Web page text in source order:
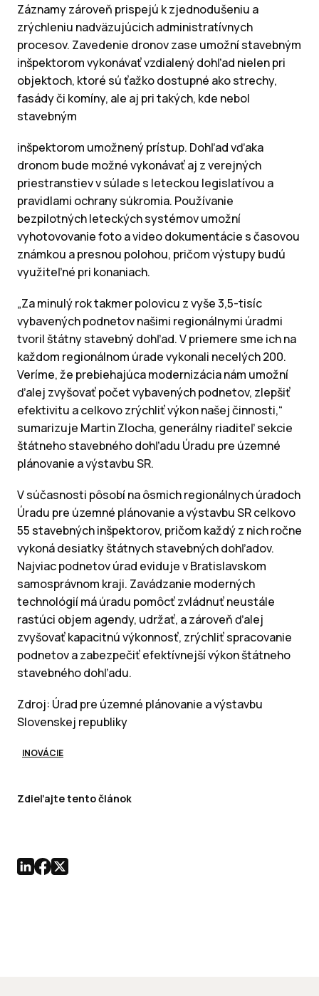
Záznamy zároveň prispejú k zjednodušeniu a
zrýchleniu nadväzujúcich administratívnych
procesov. Zavedenie dronov zase umožní stavebným
inšpektorom vykonávať vzdialený dohľad nielen pri
objektoch, ktoré sú ťažko dostupné ako strechy,
fasády či komíny, ale aj pri takých, kde nebol
stavebným
inšpektorom umožnený prístup. Dohľad vďaka
dronom bude možné vykonávať aj z verejných
priestranstiev v súlade s leteckou legislatívou a
pravidlami ochrany súkromia. Používanie
bezpilotných leteckých systémov umožní
vyhotovovanie foto a video dokumentácie s časovou
známkou a presnou polohou, pričom výstupy budú
využiteľné pri konaniach.
„Za minulý rok takmer polovicu z vyše 3,5-tisíc
vybavených podnetov našimi regionálnymi úradmi
tvoril štátny stavebný dohľad. V priemere sme ich na
každom regionálnom úrade vykonali necelých 200.
Veríme, že prebiehajúca modernizácia nám umožní
ďalej zvyšovať počet vybavených podnetov, zlepšiť
efektivitu a celkovo zrýchliť výkon našej činnosti,“
sumarizuje Martin Zlocha, generálny riaditeľ sekcie
štátneho stavebného dohľadu Úradu pre územné
plánovanie a výstavbu SR.
V súčasnosti pôsobí na ôsmich regionálnych úradoch
Úradu pre územné plánovanie a výstavbu SR celkovo
55 stavebných inšpektorov, pričom každý z nich ročne
vykoná desiatky štátnych stavebných dohľadov.
Najviac podnetov úrad eviduje v Bratislavskom
samosprávnom kraji. Zavádzanie moderných
technológií má úradu pomôcť zvládnuť neustále
rastúci objem agendy, udržať, a zároveň ďalej
zvyšovať kapacitnú výkonnosť, zrýchliť spracovanie
podnetov a zabezpečiť efektívnejší výkon štátneho
stavebného dohľadu.
Zdroj: Úrad pre územné plánovanie a výstavbu
Slovenskej republiky
INOVÁCIE
Zdieľajte tento článok